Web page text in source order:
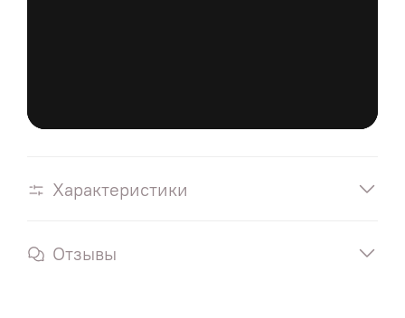
Характеристики
Отзывы